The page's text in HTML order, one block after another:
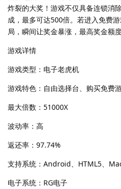
炸裂的大奖！游戏不仅具备连锁消
成，最多可达500倍。若进入免费
局，瞬间让奖金暴涨，最高奖金额
游戏详情
游戏类型：电子老虎机
游戏特色：自由选择台、购买免费
最大倍数：51000X
波动率：高
返还率：97.74%
支持系统：Android、HTML5、
电子系统：RG电子